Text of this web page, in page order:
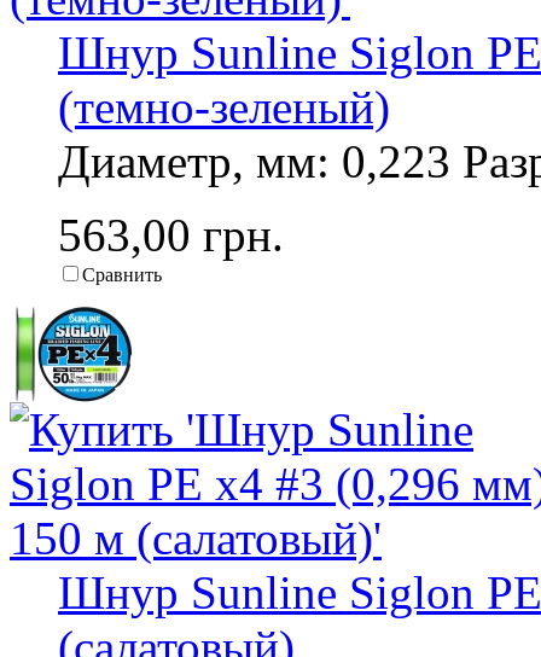
Шнур Sunline Siglon
(темно-зеленый)
Диаметр, мм: 0,223
563,00 грн.
Сравнить
Шнур Sunline Siglon
(салатовый)